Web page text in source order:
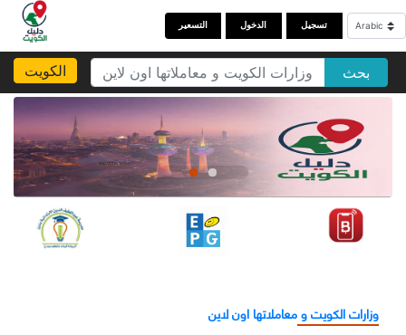
التسعير الدخول تسجيل
الكويت بحث
وزارات الكويت و معاملاتها اون لاين